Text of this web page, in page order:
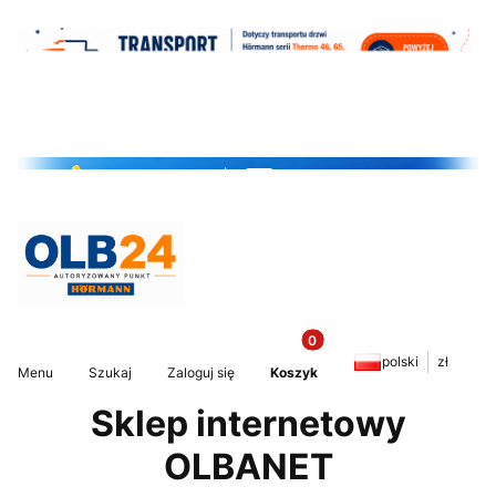
Menu Szukaj Zaloguj się
Produkty w koszyku: 0.
Koszyk
polski zł
Sklep internetowy
OLBANET